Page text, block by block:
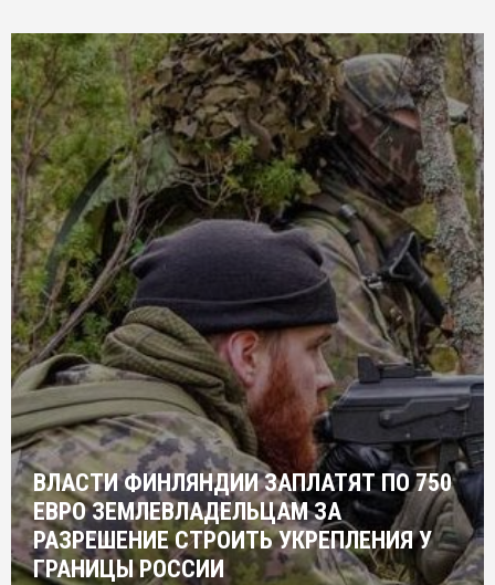
ВЛАСТИ ФИНЛЯНДИИ ЗАПЛАТЯТ ПО 750
ЕВРО ЗЕМЛЕВЛАДЕЛЬЦАМ ЗА
РАЗРЕШЕНИЕ СТРОИТЬ УКРЕПЛЕНИЯ У
ГРАНИЦЫ РОССИИ